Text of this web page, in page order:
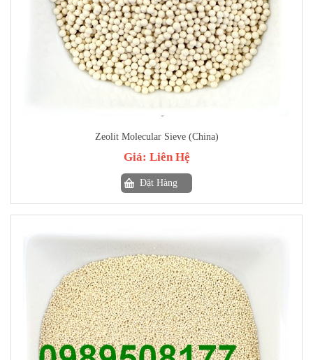
Zeolit Molecular Sieve (China)
Giá: Liên Hệ
Đặt Hàng